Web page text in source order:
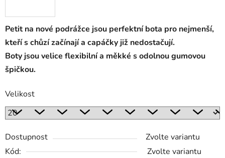
Petit na nové podrážce jsou perfektní bota pro nejmenší,
kteří s chůzí začínají a capáčky již nedostačují.
Boty jsou velice flexibilní a měkké s odolnou gumovou
špičkou.
Velikost
Dostupnost
Zvolte variantu
Kód:
Zvolte variantu